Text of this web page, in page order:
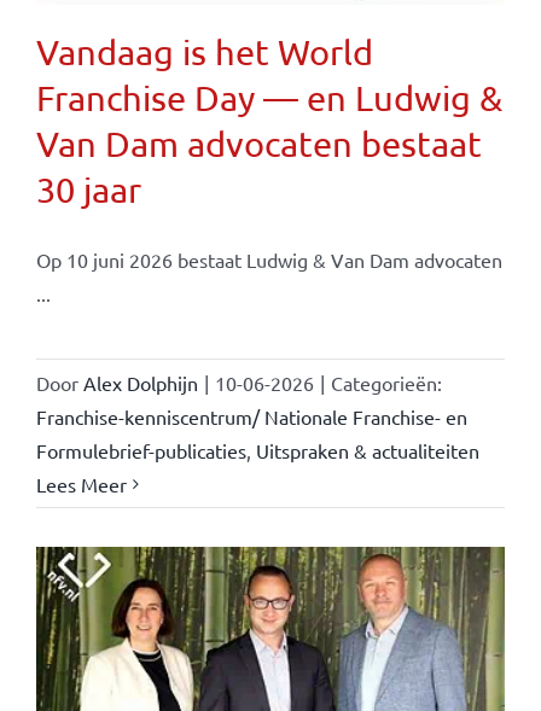
Vandaag is het World
Franchise Day — en Ludwig &
Van Dam advocaten bestaat
30 jaar
Op 10 juni 2026 bestaat Ludwig & Van Dam advocaten
Door Alex Dolphijn | 10-06-2026 | Categorieën:
Franchise-kenniscentrum/ Nationale Franchise- en
Formulebrief-publicaties, Uitspraken & actualiteiten
Lees Meer